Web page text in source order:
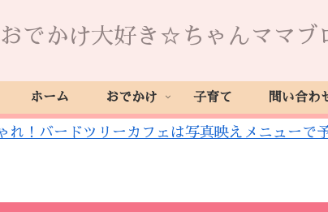
おでかけ大好き☆ちゃんママブ
ホーム おでかけ 子育て 問い合わ
れ！バードツリーカフェは写真映えメニューで